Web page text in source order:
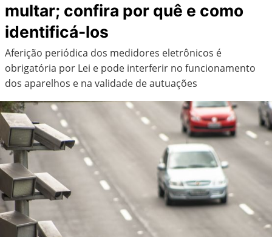
multar; confira por quê e como
identificá-los
Aferição periódica dos medidores eletrônicos é
obrigatória por Lei e pode interferir no funcionamento
dos aparelhos e na validade de autuações